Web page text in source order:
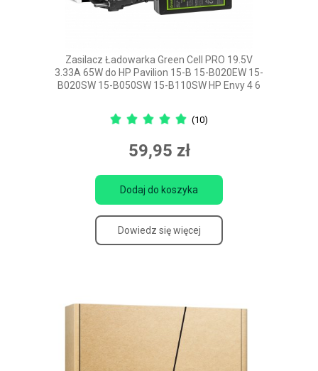
Zasilacz Ładowarka Green Cell PRO 19.5V
3.33A 65W do HP Pavilion 15-B 15-B020EW 15-
B020SW 15-B050SW 15-B110SW HP Envy 4 6
(10)
59,95 zł
Dodaj do koszyka
Dowiedz się więcej